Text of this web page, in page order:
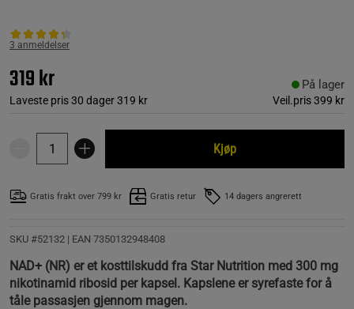
3 anmeldelser
319 kr
Laveste pris 30 dager319 kr Veil.pris399 kr
På lager
Kjøp
Gratis frakt over 799 kr Gratis retur 14 dagers angrerett
SKU #52132 | EAN 7350132948408
NAD+ (NR) er et kosttilskudd fra Star Nutrition med 300 mg
nikotinamid ribosid per kapsel. Kapslene er syrefaste for å
tåle passasjen gjennom magen.